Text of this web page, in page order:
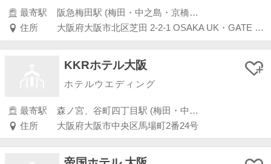
最寄駅
阪急梅田駅 (梅田・中之島・京橋・桜ノ宮)
住所
大阪府大阪市北区芝田 2-2-1 OSAKA UK・GATE 5 階・6 階
KKRホテル大阪
ホテルウエディング
最寄駅
森ノ宮、谷町四丁目駅 (梅田・中之島・京橋・桜ノ宮)
住所
大阪府大阪市中央区馬場町2番24号